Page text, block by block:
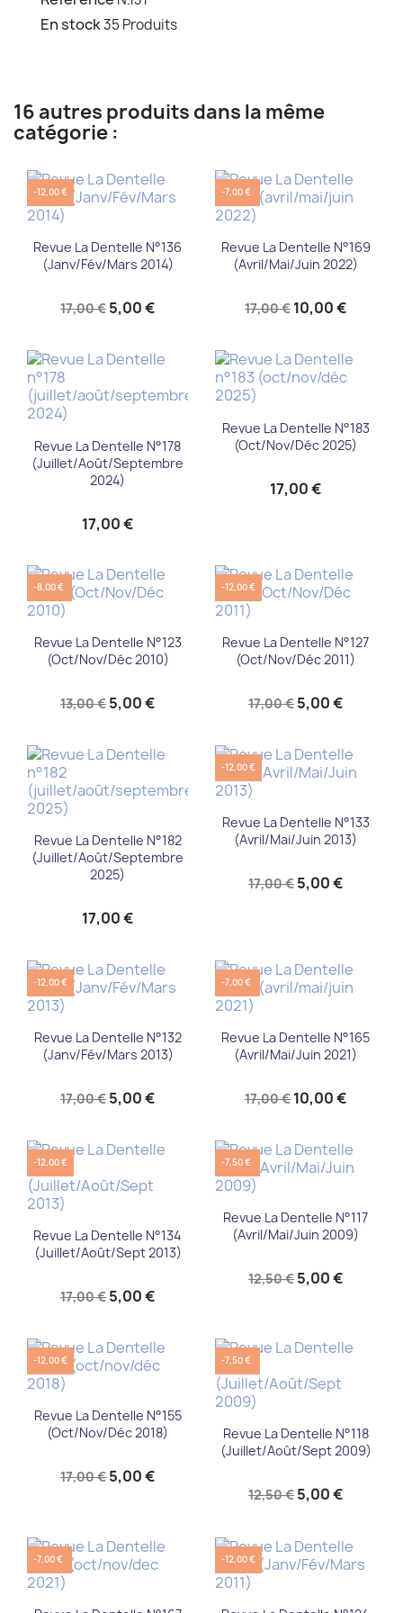
En stock35 Produits
16 autres produits dans la même
catégorie :
Revue La Dentelle N°136
(Janv/Fév/Mars 2014)
17,00 € 5,00 €
-12,00 €
Revue La Dentelle N°169
(avril/mai/juin 2022)
17,00 € 10,00 €
-7,00 €
Revue La Dentelle N°178
(juillet/août/septembre
2024)
17,00 €
Revue La Dentelle N°183
(oct/nov/déc 2025)
17,00 €
Revue La Dentelle N°123
(Oct/Nov/Déc 2010)
13,00 € 5,00 €
-8,00 €
Revue La Dentelle N°127
(Oct/Nov/Déc 2011)
17,00 € 5,00 €
-12,00 €
Revue La Dentelle N°182
(juillet/août/septembre
2025)
17,00 €
Revue La Dentelle N°133
(Avril/Mai/Juin 2013)
17,00 € 5,00 €
-12,00 €
Revue La Dentelle N°132
(Janv/Fév/Mars 2013)
17,00 € 5,00 €
-12,00 €
Revue La Dentelle N°165
(avril/mai/juin 2021)
17,00 € 10,00 €
-7,00 €
Revue La Dentelle N°134
(Juillet/Août/Sept 2013)
17,00 € 5,00 €
-12,00 €
Revue La Dentelle N°117
(Avril/Mai/Juin 2009)
12,50 € 5,00 €
-7,50 €
Revue La Dentelle N°155
(oct/nov/déc 2018)
17,00 € 5,00 €
-12,00 €
Revue La Dentelle N°118
(Juillet/Août/Sept 2009)
12,50 € 5,00 €
-7,50 €
-7,00 € -12,00 €